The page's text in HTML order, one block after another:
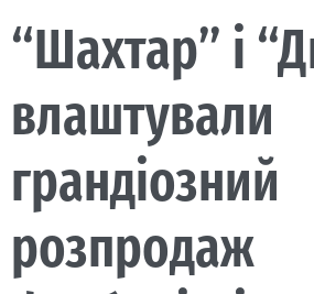
“Шахтар” і
влаштували
грандіозний
розпродаж